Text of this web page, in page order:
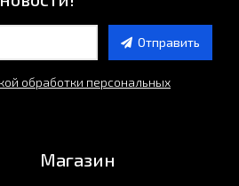
Отправить
обработки персональных
Магазин